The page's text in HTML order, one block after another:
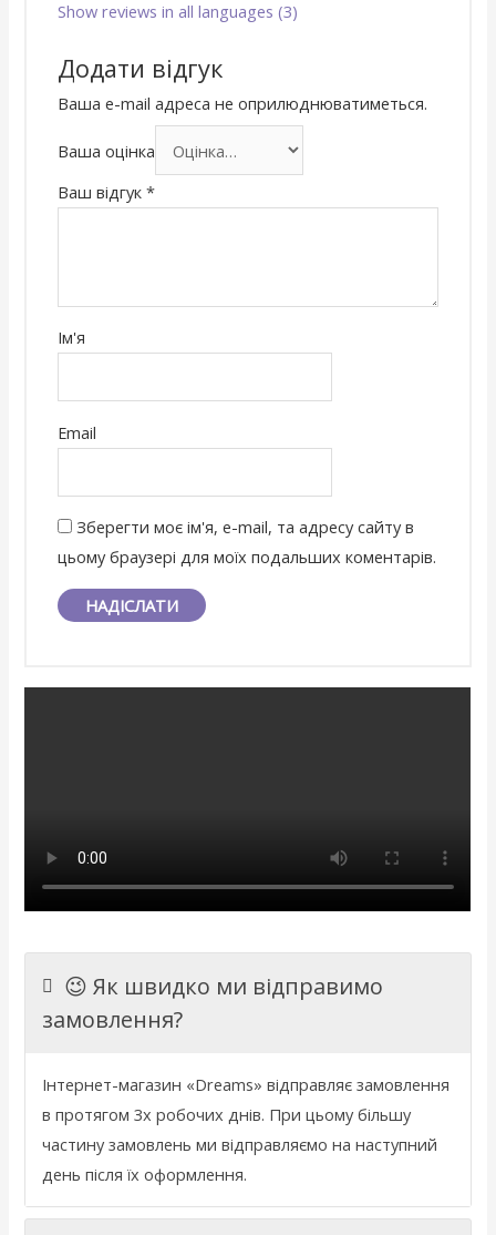
Show reviews in all languages (3)
Додати відгук
Ваша e-mail адреса не оприлюднюватиметься.
Ваша оцінка
Ваш відгук*
Ім'я
Email
Зберегти моє ім'я, e-mail, та адресу сайту в
цьому браузері для моїх подальших коментарів.
😉 Як швидко ми відправимо
замовлення?
Інтернет-магазин «Dreams» відправляє замовлення
в протягом 3х робочих днів. При цьому більшу
частину замовлень ми відправляємо на наступний
день після їх оформлення.